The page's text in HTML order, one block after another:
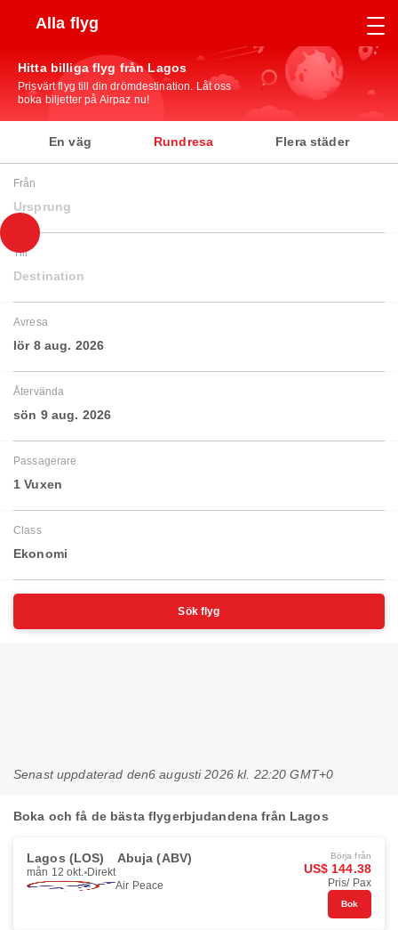
Alla flyg
Hitta billiga flyg från Lagos
Prisvärt flyg till din drömdestination. Låt oss
boka biljetter på Airpaz nu!
En väg Rundresa Flera städer
Från
Ursprung
Till
Destination
Avresa
lör 8 aug. 2026
Återvända
sön 9 aug. 2026
Passagerare
1 Vuxen
Class
Ekonomi
Sök flyg
Senast uppdaterad den6 augusti 2026 kl. 22:20 GMT+0
Boka och få de bästa flygerbjudandena från Lagos
Lagos (LOS) Abuja (ABV)
mån 12 okt. Direkt
Air Peace
Börja från
US$ 144.38
Pris/ Pax
Bok